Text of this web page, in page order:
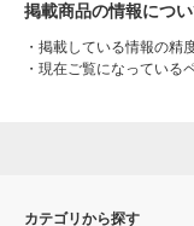
掲載商品の情報につ
・ 掲載している情報の精
・ 現在ご覧になっている
カテゴリから探す